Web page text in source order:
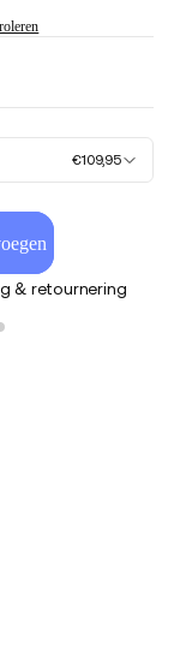
€109,95
& retournering